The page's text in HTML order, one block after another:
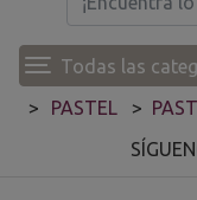
Todas las
PASTEL